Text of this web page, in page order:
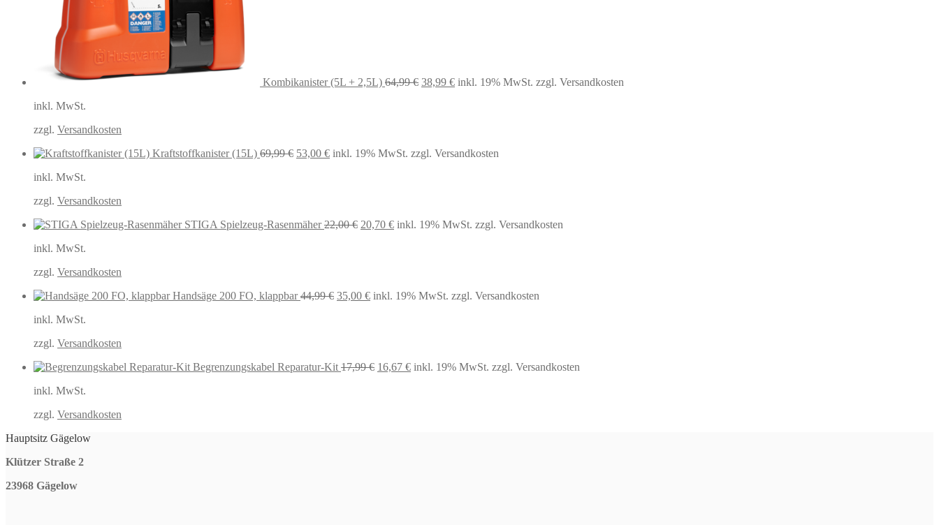
Kombikanister (5L + 2,5L) 64,99€ 38,99 € inkl. 19% MwSt. zzgl. Versandkosten
inkl. MwSt.
zzgl. Versandkosten
Kraftstoffkanister (15L) 69,99€ Ursprünglicher
53,00 €Aktueller
inkl. 19% MwSt. zzgl. Versandkosten
inkl. MwSt.
zzgl. Versandkosten
STIGA Spielzeug-Rasenmäher 22,00€ Ursprünglicher
20,70 €Aktueller
inkl. 19% MwSt. zzgl. Versandkosten
inkl. MwSt.
zzgl. Versandkosten
Handsäge 200 FO, klappbar 44,99€ Ursprünglicher
35,00 €Aktueller
inkl. 19% MwSt. zzgl. Versandkosten
inkl. MwSt.
zzgl. Versandkosten
Begrenzungskabel Reparatur-Kit 17,99€ Ursprünglicher
16,67 €Aktueller
inkl. 19% MwSt. zzgl. Versandkosten
inkl. MwSt.
zzgl. Versandkosten
Hauptsitz Gägelow
Klützer Straße 2
23968 Gägelow